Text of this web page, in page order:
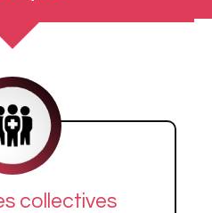
collectives